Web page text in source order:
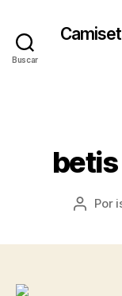
Buscar
Autor
Por